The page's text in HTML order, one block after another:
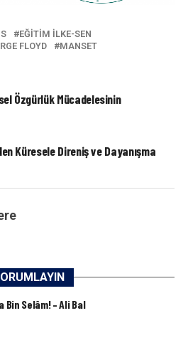
EĞITIM ILKE-SEN
FLOYD
MANSET
Özgürlük Mücadelesinin
Küresele Direniş ve Dayanışma
Bin Selâm! – Ali Bal